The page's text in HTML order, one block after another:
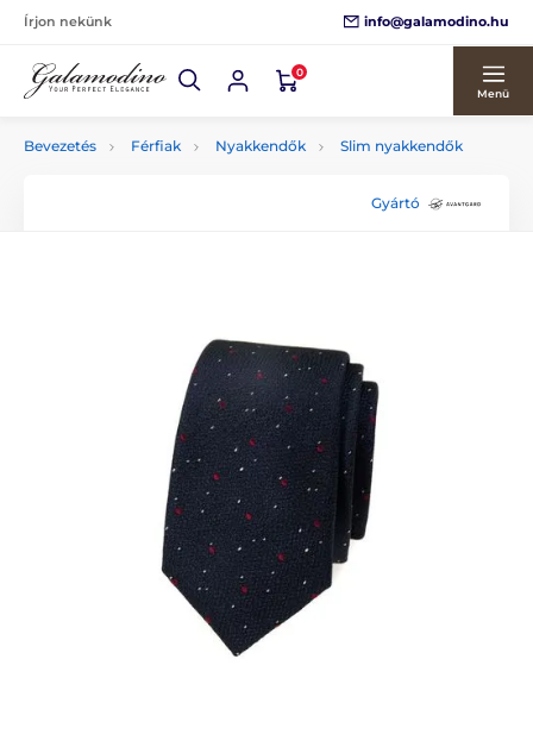
Írjon nekünk info@galamodino.hu
0
Menü
Bevezetés Férfiak Nyakkendők Slim nyakkendők
Gyártó